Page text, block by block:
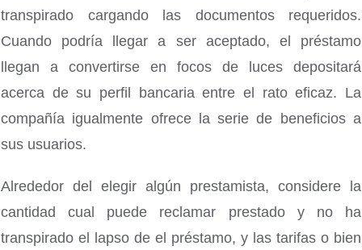
transpirado cargando las documentos requeridos.
Cuando podrí­a llegar a ser aceptado, el préstamo
llegan a convertirse en focos de luces depositará
acerca de su perfil bancaria entre el rato eficaz. La
compañía igualmente ofrece la serie de beneficios a
sus usuarios.
Alrededor del elegir algún prestamista, considere la
cantidad cual puede reclamar prestado y no ha
transpirado el lapso de el préstamo, y las tarifas o bien